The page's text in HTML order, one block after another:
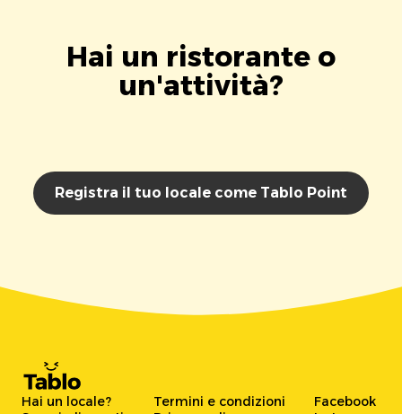
Hai un ristorante o
un'attività?
Registra il tuo locale come Tablo Point
Hai un locale?
Termini e condizioni
Facebook